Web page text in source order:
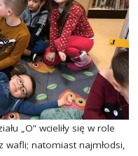
„O” wcieliły się w role
wafli; natomiast najmłodsi,